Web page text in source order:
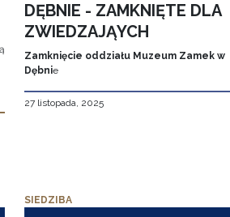
DĘBNIE - ZAMKNIĘTE DLA
ZWIEDZAJĄYCH
Zamknięcie oddziału Muzeum Zamek w
Dębnie
27 listopada, 2025
SIEDZIBA